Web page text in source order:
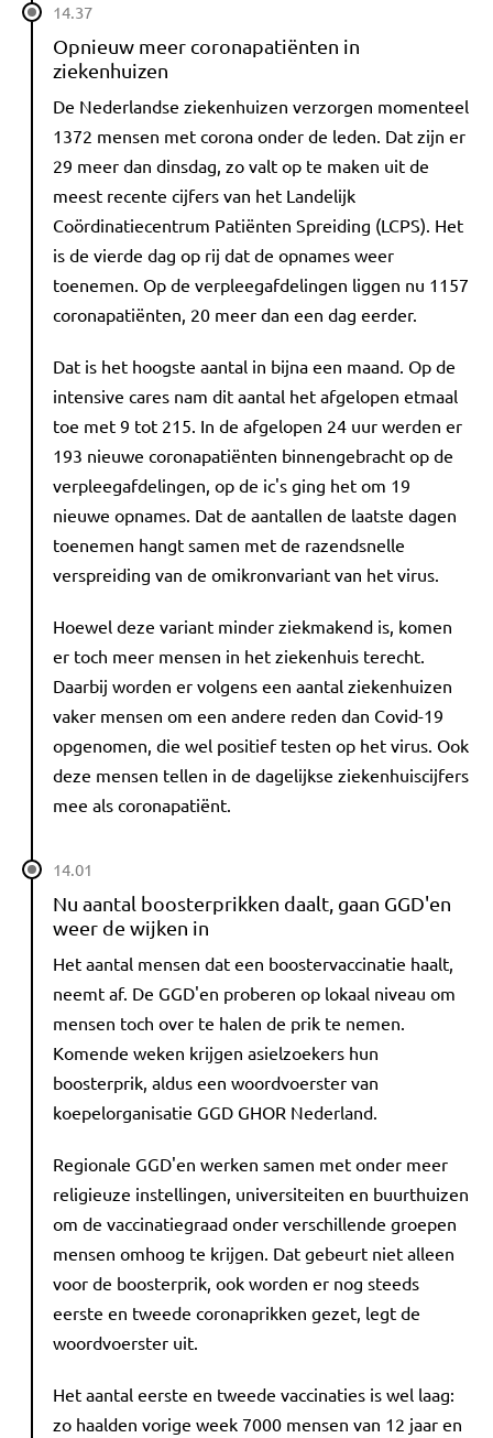
14.37
Opnieuw meer coronapatiënten in
ziekenhuizen
De Nederlandse ziekenhuizen verzorgen momenteel
1372 mensen met corona onder de leden. Dat zijn er
29 meer dan dinsdag, zo valt op te maken uit de
meest recente cijfers van het Landelijk
Coördinatiecentrum Patiënten Spreiding (LCPS). Het
is de vierde dag op rij dat de opnames weer
toenemen. Op de verpleegafdelingen liggen nu 1157
coronapatiënten, 20 meer dan een dag eerder.
Dat is het hoogste aantal in bijna een maand. Op de
intensive cares nam dit aantal het afgelopen etmaal
toe met 9 tot 215. In de afgelopen 24 uur werden er
193 nieuwe coronapatiënten binnengebracht op de
verpleegafdelingen, op de ic's ging het om 19
nieuwe opnames. Dat de aantallen de laatste dagen
toenemen hangt samen met de razendsnelle
verspreiding van de omikronvariant van het virus.
Hoewel deze variant minder ziekmakend is, komen
er toch meer mensen in het ziekenhuis terecht.
Daarbij worden er volgens een aantal ziekenhuizen
vaker mensen om een andere reden dan Covid-19
opgenomen, die wel positief testen op het virus. Ook
deze mensen tellen in de dagelijkse ziekenhuiscijfers
mee als coronapatiënt.
14.01
Nu aantal boosterprikken daalt, gaan GGD'en
weer de wijken in
Het aantal mensen dat een boostervaccinatie haalt,
neemt af. De GGD'en proberen op lokaal niveau om
mensen toch over te halen de prik te nemen.
Komende weken krijgen asielzoekers hun
boosterprik, aldus een woordvoerster van
koepelorganisatie GGD GHOR Nederland.
Regionale GGD'en werken samen met onder meer
religieuze instellingen, universiteiten en buurthuizen
om de vaccinatiegraad onder verschillende groepen
mensen omhoog te krijgen. Dat gebeurt niet alleen
voor de boosterprik, ook worden er nog steeds
eerste en tweede coronaprikken gezet, legt de
woordvoerster uit.
Het aantal eerste en tweede vaccinaties is wel laag:
zo haalden vorige week 7000 mensen van 12 jaar en